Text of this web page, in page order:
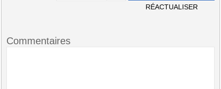
RÉACTUALISER
Commentaires